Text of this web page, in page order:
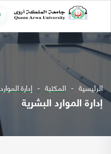
الرئيسية المكتبة إدارة
إدارة الموارد البشرية